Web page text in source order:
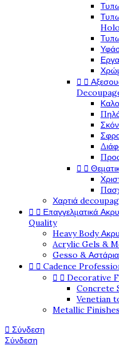
 
 
Χαρτιά
  Επαγγελματικά
Quality
Heavy Body
Acrylic Gels &
Gesso &
  Cadence
  Decorative
Concrete
Venetian
Metallic Finishes
 Σύνδεση
Σύνδεση